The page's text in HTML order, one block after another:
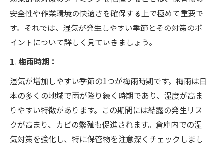
安全性や作業環境の快適さを確保する上で極めて重要で
す。それでは、湿気が発生しやすい季節とその対策のポ
イントについて詳しく見ていきましょう。
1. 梅雨時期：
湿気が増加しやすい季節の1つが梅雨時期です。梅雨は日
本の多くの地域で雨が降り続く時期であり、湿度が高ま
りやすい特徴があります。この期間には結露の発生リス
クが高まり、カビの繁殖も促進されます。倉庫内での湿
気対策を強化し、特に保管物を注意深くチェックしまし